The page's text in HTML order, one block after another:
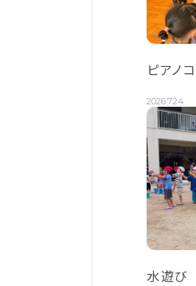
ピアノ
2026.7.24
水遊び